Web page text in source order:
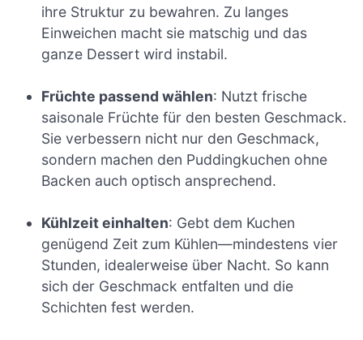
ihre Struktur zu bewahren. Zu langes
Einweichen macht sie matschig und das
ganze Dessert wird instabil.
Früchte passend wählen: Nutzt frische
saisonale Früchte für den besten Geschmack.
Sie verbessern nicht nur den Geschmack,
sondern machen den Puddingkuchen ohne
Backen auch optisch ansprechend.
Kühlzeit einhalten: Gebt dem Kuchen
genügend Zeit zum Kühlen—mindestens vier
Stunden, idealerweise über Nacht. So kann
sich der Geschmack entfalten und die
Schichten fest werden.